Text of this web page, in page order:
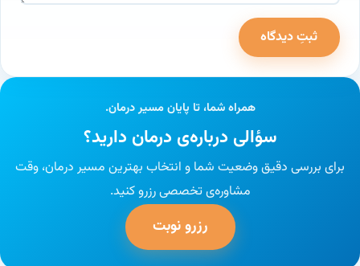
وب‌سایتثبتِ دیدگاه
همراه شما، تا پایان مسیر درمان.
سؤالی درباره‌ی درمان دارید؟
برای بررسی دقیق وضعیت شما و انتخاب بهترین مسیر درمان، وقت
مشاوره‌ی تخصصی رزرو کنید.
رزرو نوبت